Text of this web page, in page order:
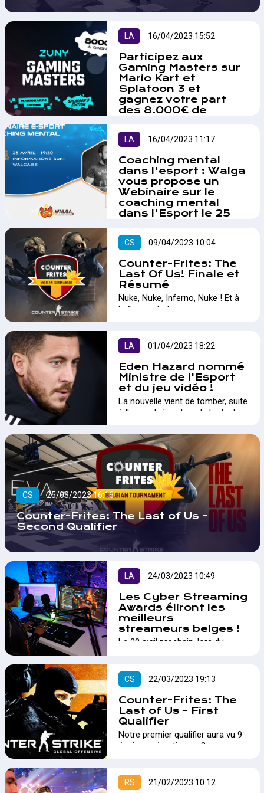
tous.…
LA 16/04/2023 15:52
Participez aux
Gaming Masters sur
Mario Kart et
Splatoon 3 et
gagnez votre part
des 8.000€ de
Les jeux vidéo Mario Kart 8
Deluxe et Splatoon 3 seront à
l'honneur lors du festival "Les
Ardentes 2023" . Le tournoi se
déroulera en deux phases, avec
des qualifications en ligne et
hors ligne entre avril et juin,
suivies des grandes finales dans
juillet 2023. Les vainqueurs
remporteront leur part d'un cash
prize de 8.000€ et des frais de
défraiement.…
LA 16/04/2023 11:17
Coaching mental
dans l'esport : Walga
vous propose un
Webinaire sur le
coaching mental
dans l'Esport le 25
L'association Wallone du jeu
vidéo et l'expert Pat Preacher
proposent un webinaire sur le
coaching mental dans l'esport.
Découvrez les avantages de
cette méthode pour améliorer
les performances des joueurs.…
CS 09/04/2023 10:04
Counter-Frites: The
Last Of Us! Finale et
Résumé
Nuke, Nuke, Inferno, Nuke ! Et à
la fin, un chat.…
LA 01/04/2023 18:22
Eden Hazard nommé
Ministre de l'Esport
et du jeu vidéo !
La nouvelle vient de tomber, suite
à l'accord récent sur le budget du
Hazard devrait se voir remettre le
titre de Ministre de l'Esport et du
Jeu Vidéo.…
CS 25/03/2023 16:16
Counter-Frites: The Last of Us -
Second Qualifier
LA 24/03/2023 10:49
Les Cyber Streaming
Awards éliront les
meilleurs
streameurs belges !
Le 28 avril prochain, lors du
Cyber Streaming Awards, une
initiative regroupant plusieurs
entités issues du gaming et de
l'esport belge et visant à élire les
meilleurs streameurs du moment
dans plusieurs catégories !…
CS 22/03/2023 19:13
Counter-Frites: The
Last of Us - First
Qualifier
​​​​​​​Notre premier qualifier aura vu 9
équipes, réparties en 3 groupes,
sont les Xarilis, TBA Benelux et
Milkiway qui se sont qualifié.…
RS 21/02/2023 10:12